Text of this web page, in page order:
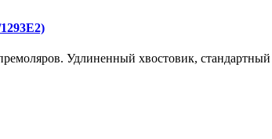
Удлиненный хвостовик, стандартный